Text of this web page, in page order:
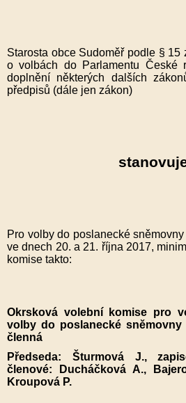
Starosta obce Sudoměř podle § 15
o volbách do Parlamentu České
doplnění některých dalších
předpisů (dále jen zákon)
Pro volby do poslanecké
ve dnech 20. a 21. října 2017,
komise takto:
Okrsková volební komise pro
volby do poslanecké sněmovny
členná
Předseda: Šturmová J.,
členové: Ducháčková A.,
Kroupová P.